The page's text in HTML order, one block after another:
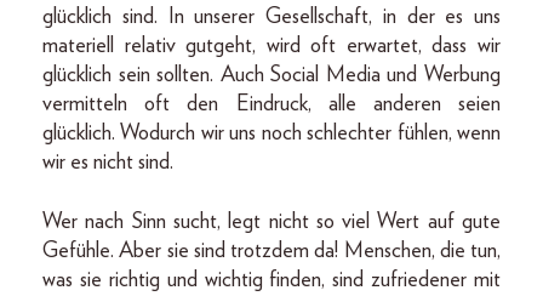
glücklich sind. In unserer Gesellschaft, in der es uns
materiell relativ gutgeht, wird oft erwartet, dass wir
glücklich sein sollten. Auch Social Media und Werbung
vermitteln oft den Eindruck, alle anderen seien
glücklich. Wodurch wir uns noch schlechter fühlen, wenn
wir es nicht sind.
Wer nach Sinn sucht, legt nicht so viel Wert auf gute
Gefühle. Aber sie sind trotzdem da! Menschen, die tun,
was sie richtig und wichtig finden, sind zufriedener mit